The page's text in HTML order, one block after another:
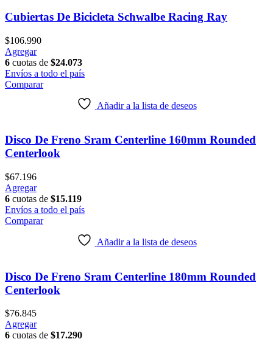
Cubiertas De Bicicleta Schwalbe Racing Ray
$106.990
Agregar
6 cuotas de $24.073
Envíos a todo el país
Comparar
Añadir a la lista de deseos
Disco De Freno Sram Centerline 160mm Rounded
Centerlook
$67.196
Agregar
6 cuotas de $15.119
Envíos a todo el país
Comparar
Añadir a la lista de deseos
Disco De Freno Sram Centerline 180mm Rounded
Centerlook
$76.845
Agregar
6 cuotas de $17.290